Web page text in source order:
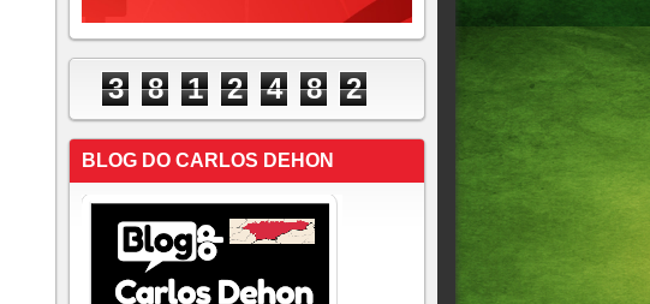
3 8 1 2 4 8 2
BLOG DO CARLOS DEHON